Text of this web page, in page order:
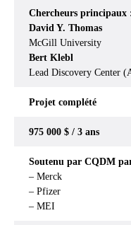
Chercheurs principaux
David Y. Thomas
McGill University
Bert Klebl
Lead Discovery Center
Projet complété
975 000 $ / 3 ans
Soutenu par CQDM
– Merck
– Pfizer
– MEI